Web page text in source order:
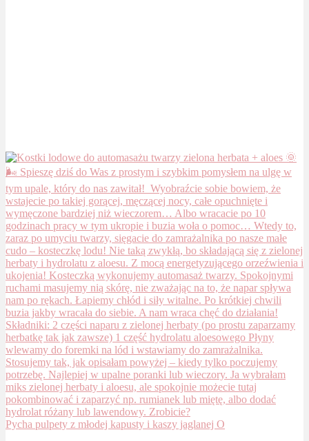
Pycha pulpety z młodej kapusty i kaszy jaglanej O